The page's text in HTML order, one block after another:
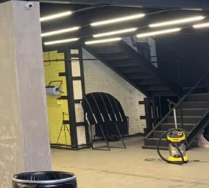
площадью 449.6 кв.м (1 этаж - 265 кв,
Административное здание
ТЦ Конфетти. Большие ворота.
состояние. В данный момент сдается в
Офисная зона. Санузел.
ДКП 2012 г. Оперативный показ.